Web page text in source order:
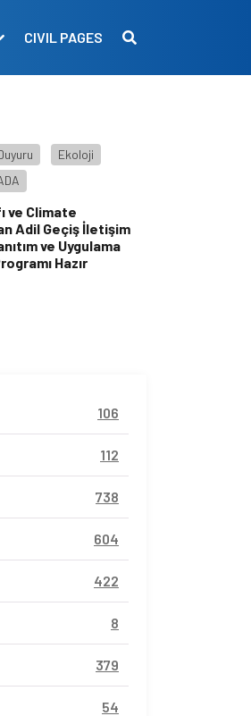
CIVIL PAGES
Ekoloji
ve Climate
Adil Geçiş İletişim
ve Uygulama
Hazır
106
112
738
604
422
8
379
54